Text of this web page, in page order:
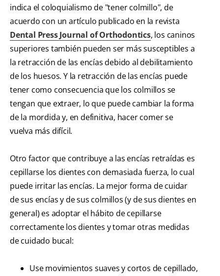
indica el coloquialismo de "tener colmillo", de
acuerdo con un artículo publicado en la revista
Dental Press Journal of Orthodontics, los caninos
superiores también pueden ser más susceptibles a
la retracción de las encías debido al debilitamiento
de los huesos. Y la retracción de las encías puede
tener como consecuencia que los colmillos se
tengan que extraer, lo que puede cambiar la forma
de la mordida y, en definitiva, hacer comer se
vuelva más difícil.
Otro factor que contribuye a las encías retraídas es
cepillarse los dientes con demasiada fuerza, lo cual
puede irritar las encías. La mejor forma de cuidar
de sus encías y de sus colmillos (y de sus dientes en
general) es adoptar el hábito de cepillarse
correctamente los dientes y tomar otras medidas
de cuidado bucal:
Use movimientos suaves y cortos de cepillado,